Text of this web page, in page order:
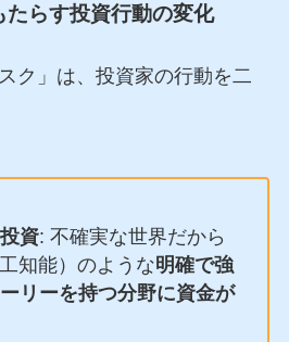
たらす投資行動の変化
ク」は、投資家の行動を二
資: 不確実な世界だから
知能）のような明確で強
リーを持つ分野に資金が